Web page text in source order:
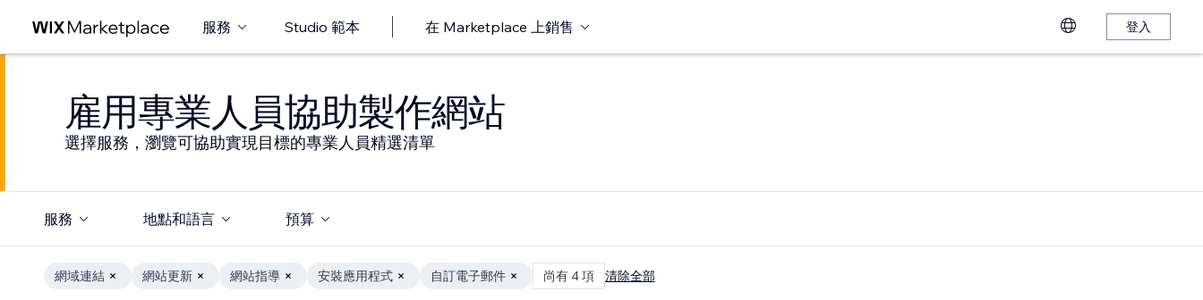
服務 Studio 範本 在 Marketplace 上銷售 登入
雇用專業人員協助製作網站
選擇服務，瀏覽可協助實現目標的專業人員精選清單
服務 地點和語言 預算
網域連結 網站更新 網站指導 安裝應用程式 自訂電子郵件 尚有 4 項 清除全部